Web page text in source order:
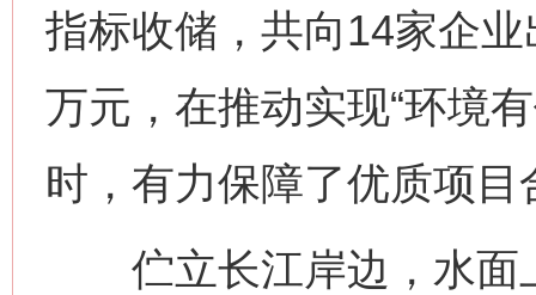
指标收储，共向14家企
万元，在推动实现“环境
时，有力保障了优质项
伫立长江岸边，水面